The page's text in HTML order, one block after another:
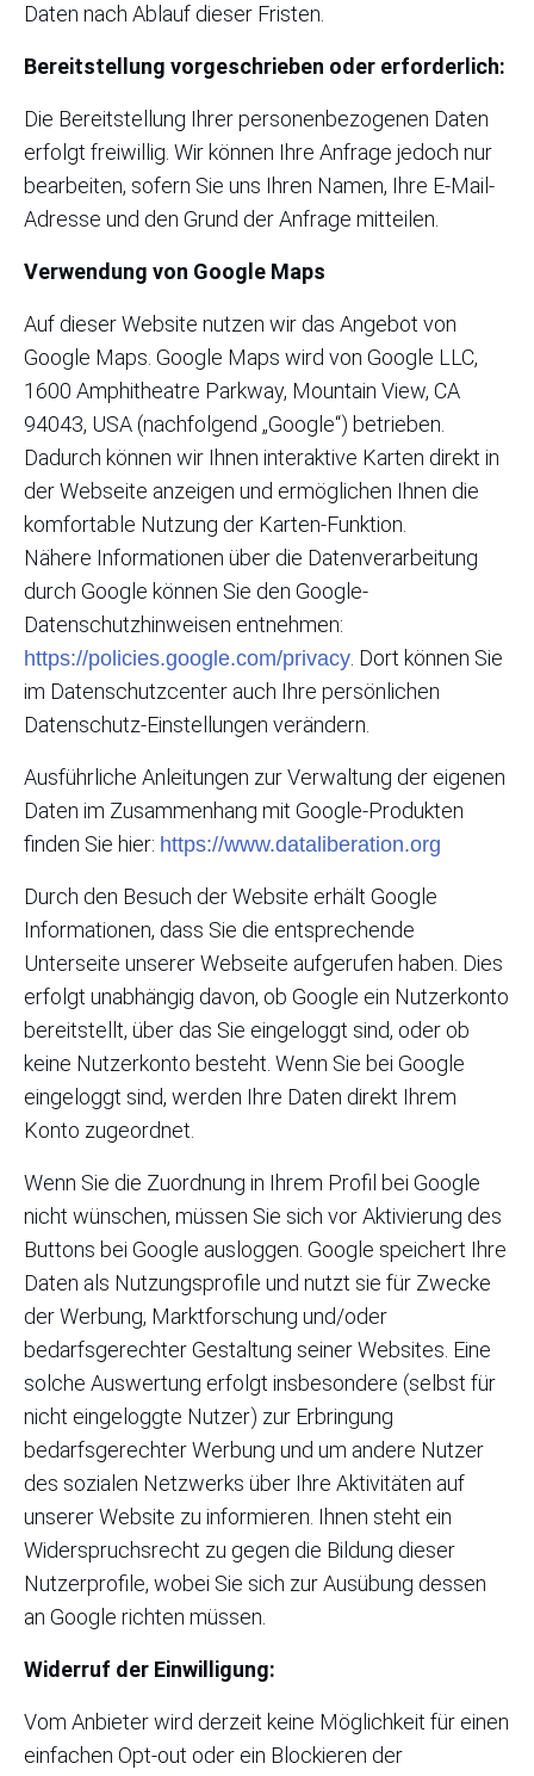
Daten nach Ablauf dieser Fristen.
Bereitstellung vorgeschrieben oder erforderlich:
Die Bereitstellung Ihrer personenbezogenen Daten
erfolgt freiwillig. Wir können Ihre Anfrage jedoch nur
bearbeiten, sofern Sie uns Ihren Namen, Ihre E-Mail-
Adresse und den Grund der Anfrage mitteilen.
Verwendung von Google Maps
Auf dieser Website nutzen wir das Angebot von
Google Maps. Google Maps wird von Google LLC,
1600 Amphitheatre Parkway, Mountain View, CA
94043, USA (nachfolgend „Google“) betrieben.
Dadurch können wir Ihnen interaktive Karten direkt in
der Webseite anzeigen und ermöglichen Ihnen die
komfortable Nutzung der Karten-Funktion.
Nähere Informationen über die Datenverarbeitung
durch Google können Sie den Google-
Datenschutzhinweisen entnehmen:
https://policies.google.com/privacy . Dort können Sie
im Datenschutzcenter auch Ihre persönlichen
Datenschutz-Einstellungen verändern.
Ausführliche Anleitungen zur Verwaltung der eigenen
Daten im Zusammenhang mit Google-Produkten
finden Sie hier: https://www.dataliberation.org
Durch den Besuch der Website erhält Google
Informationen, dass Sie die entsprechende
Unterseite unserer Webseite aufgerufen haben. Dies
erfolgt unabhängig davon, ob Google ein Nutzerkonto
bereitstellt, über das Sie eingeloggt sind, oder ob
keine Nutzerkonto besteht. Wenn Sie bei Google
eingeloggt sind, werden Ihre Daten direkt Ihrem
Konto zugeordnet.
Wenn Sie die Zuordnung in Ihrem Profil bei Google
nicht wünschen, müssen Sie sich vor Aktivierung des
Buttons bei Google ausloggen. Google speichert Ihre
Daten als Nutzungsprofile und nutzt sie für Zwecke
der Werbung, Marktforschung und/oder
bedarfsgerechter Gestaltung seiner Websites. Eine
solche Auswertung erfolgt insbesondere (selbst für
nicht eingeloggte Nutzer) zur Erbringung
bedarfsgerechter Werbung und um andere Nutzer
des sozialen Netzwerks über Ihre Aktivitäten auf
unserer Website zu informieren. Ihnen steht ein
Widerspruchsrecht zu gegen die Bildung dieser
Nutzerprofile, wobei Sie sich zur Ausübung dessen
an Google richten müssen.
Widerruf der Einwilligung:
Vom Anbieter wird derzeit keine Möglichkeit für einen
einfachen Opt-out oder ein Blockieren der